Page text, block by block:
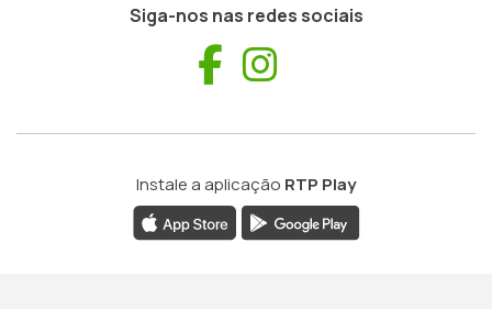
Siga-nos nas redes sociais
Facebook
Instale a aplicação RTP Play